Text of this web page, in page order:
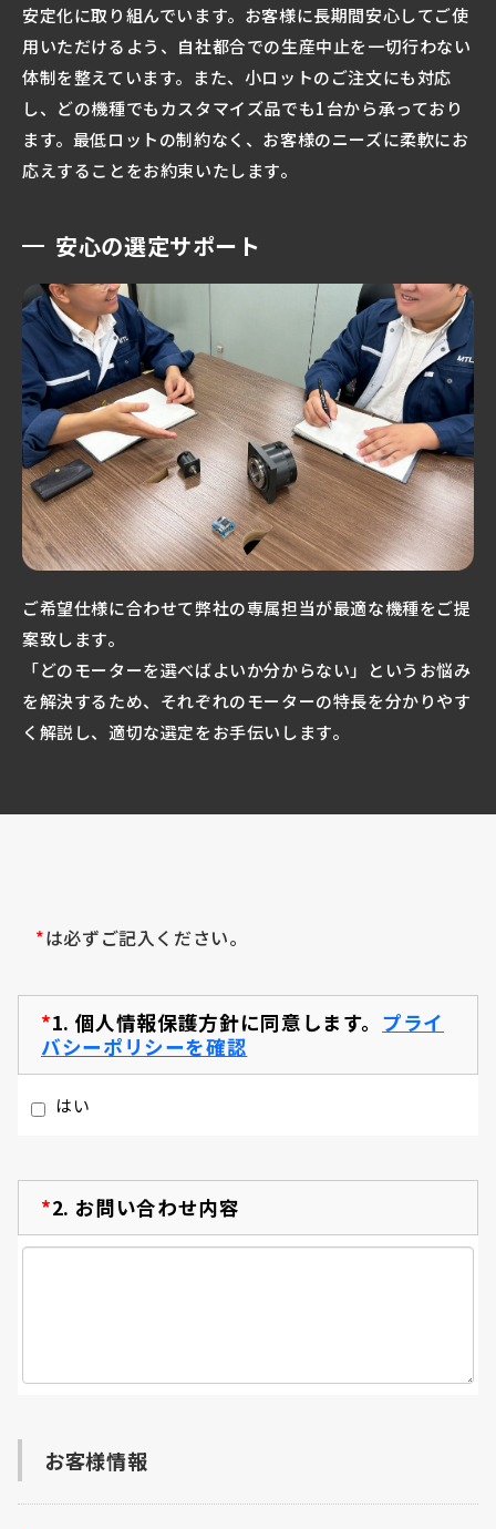
安定化に取り組んでいます。お客様に長期間安心してご使
用いただけるよう、自社都合での生産中止を一切行わない
体制を整えています。また、小ロットのご注文にも対応
し、どの機種でもカスタマイズ品でも1台から承っており
ます。最低ロットの制約なく、お客様のニーズに柔軟にお
応えすることをお約束いたします。
安心の選定サポート
ご希望仕様に合わせて弊社の専属担当が最適な機種をご提
案致します。
「どのモーターを選べばよいか分からない」というお悩み
を解決するため、それぞれのモーターの特長を分かりやす
く解説し、適切な選定をお手伝いします。
*は必ずご記入ください。
*1. 個人情報保護方針に同意します。 プライ
バシーポリシーを確認
はい
*2. お問い合わせ内容
お客様情報